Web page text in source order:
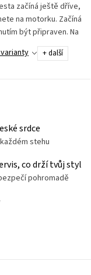
začíná ještě dříve,
na motorku. Začíná
být připraven. Na
Na terén. Na nečekané
odolnost bez
+ další
srdce
stehu
co drží tvůj styl
pohromadě